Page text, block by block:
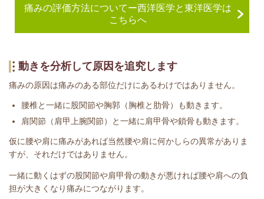
痛みの評価方法についてー西洋医学と東洋医学は
こちらへ
動きを分析して原因を追究します
痛みの原因は痛みのある部位だけにあるわけではありません。
腰椎と一緒に股関節や胸郭（胸椎と肋骨）も動きます。
肩関節（肩甲上腕関節）と一緒に肩甲骨や鎖骨も動きます。
仮に腰や肩に痛みがあれば当然腰や肩に何かしらの異常がありま
すが、それだけではありません。
一緒に動くはずの股関節や肩甲骨の動きが悪ければ腰や肩への負
担が大きくなり痛みにつながります。